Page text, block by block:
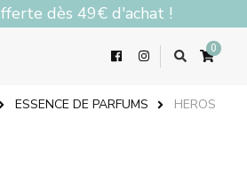
dès 49€ d'achat !
0
ESSENCE DE PARFUMS HEROS